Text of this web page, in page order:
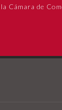
Cámara de